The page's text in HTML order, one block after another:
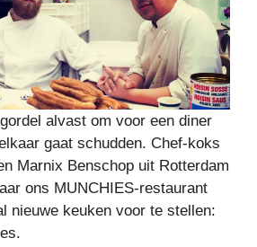
alvast om voor een diner
gaat schudden. Chef-koks
Marnix Benschop uit Rotterdam
ons MUNCHIES-restaurant
nieuwe keuken voor te stellen: